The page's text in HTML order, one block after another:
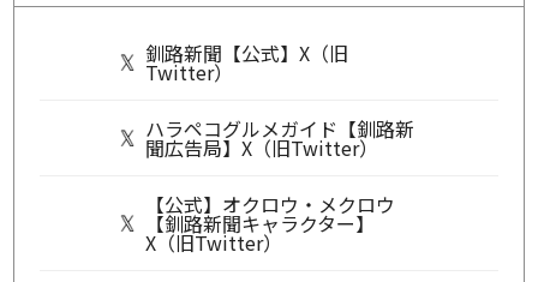
釧路新聞【公式】X（旧
Twitter）
ハラペコグルメガイド【釧路新
聞広告局】X（旧Twitter）
【公式】オクロウ・メクロウ
【釧路新聞キャラクター】
X（旧Twitter）